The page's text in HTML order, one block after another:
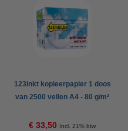
123inkt kopieerpapier 1 doos
van 2500 vellen A4 - 80 g/m²
€ 33,50 Incl. 21% btw